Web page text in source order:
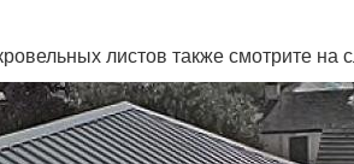
листов также смотрите